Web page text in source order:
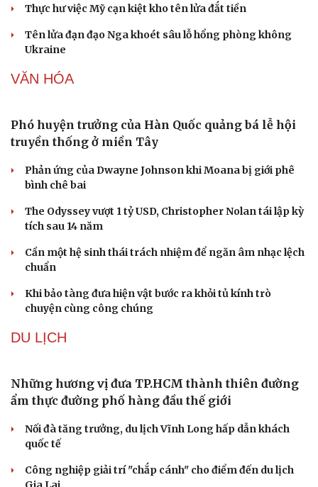
Sân khấu - Điện ảnh
Nghệ sĩ
Thực hư việc Mỹ cạn kiệt kho tên lửa đắt tiền
Tên lửa đạn đạo Nga khoét sâu lỗ hổng phòng không
Ukraine
VĂN HÓA
Phó huyện trưởng của Hàn Quốc quảng bá lễ hội
truyền thống ở miền Tây
Phản ứng của Dwayne Johnson khi Moana bị giới phê
bình chê bai
The Odyssey vượt 1 tỷ USD, Christopher Nolan tái lập kỳ
tích sau 14 năm
Cần một hệ sinh thái trách nhiệm để ngăn âm nhạc lệch
chuẩn
Khi bảo tàng đưa hiện vật bước ra khỏi tủ kính trò
chuyện cùng công chúng
DU LỊCH
Những hương vị đưa TP.HCM thành thiên đường
ẩm thực đường phố hàng đầu thế giới
Nối đà tăng trưởng, du lịch Vĩnh Long hấp dẫn khách
quốc tế
Công nghiệp giải trí "chắp cánh" cho điểm đến du lịch